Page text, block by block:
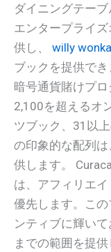
ダイニングテー
エンタープライ
供し、 willy
ブックを提供で
暗号通貨賭けプロ
2,100を超えるオ
ツブック、31以
の印象的な配列
供します。
は、アフィリエ
優先します。こ
ンティブに輝い
までの範囲を提